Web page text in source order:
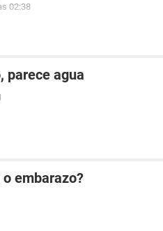
02:38
parece agua
embarazo?